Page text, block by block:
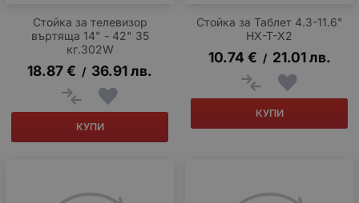
Стойка за телевизор
въртяща 14" - 42" 35
кг.302W
18.87€ / 36.91лв.
КУПИ
Стойка за Таблет 4.3-11.6"
HX-T-X2
10.74 € / 21.01 лв.
КУПИ